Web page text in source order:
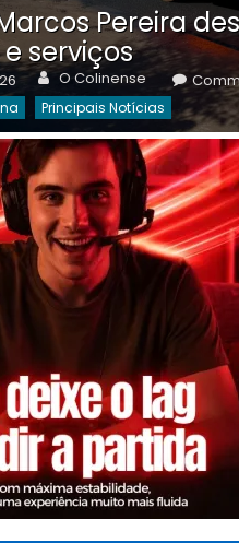
Pereira
serviços
Author
O Colinense
Principais Notícias